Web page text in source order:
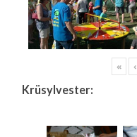
« ‹
Krüsylvester: